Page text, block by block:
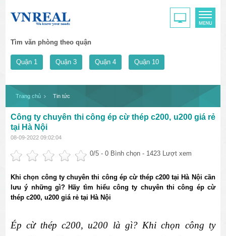
Tìm văn phòng theo quận
Quận 1 Quận 3 Quận 4 Quận 10
Trang chủ Tin tức
Công ty chuyên thi công ép cừ thép c200, u200 giá rẻ
tại Hà Nội
08-09-2022 09:02:04
0/5 -0 Bình chọn - 1423 Lượt xem
Khi chọn công ty chuyên thi công ép cừ thép c200 tại Hà Nội cần
lưu ý những gì? Hãy tìm hiểu công ty chuyên thi công ép cừ
thép c200, u200 giá rẻ tại Hà Nội
Ép cừ thép c200, u200 là gì? Khi chọn công ty